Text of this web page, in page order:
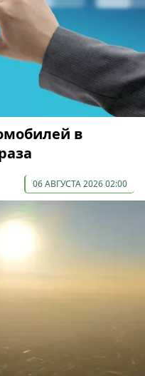
в
06 АВГУСТА 2026 02:00